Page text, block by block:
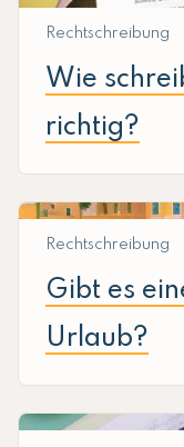
Rechtschreibung
Wie
richtig?
Rechtschreibung
Gibt es
Urlaub?